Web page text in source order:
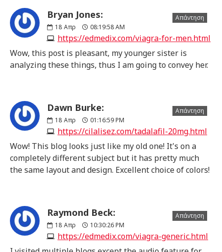
Bryan Jones:
18 Απρ 08:19:58 AM
https://edmedix.com/viagra-for-men.html
Απάντηση
Wow, this post is pleasant, my younger sister is
analyzing these things, thus I am going to convey her.
Dawn Burke:
18 Απρ 01:16:59 PM
https://cilalisez.com/tadalafil-20mg.html
Απάντηση
Wow! This blog looks just like my old one! It's on a
completely different subject but it has pretty much
the same layout and design. Excellent choice of colors!
Raymond Beck:
18 Απρ 10:30:26 PM
https://edmedix.com/viagra-generic.html
Απάντηση